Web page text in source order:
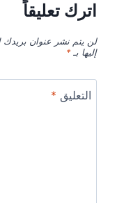
اترك تعليقاً
لن يتم نشر عنوان بريدك
إليها بـ*
التعليق *